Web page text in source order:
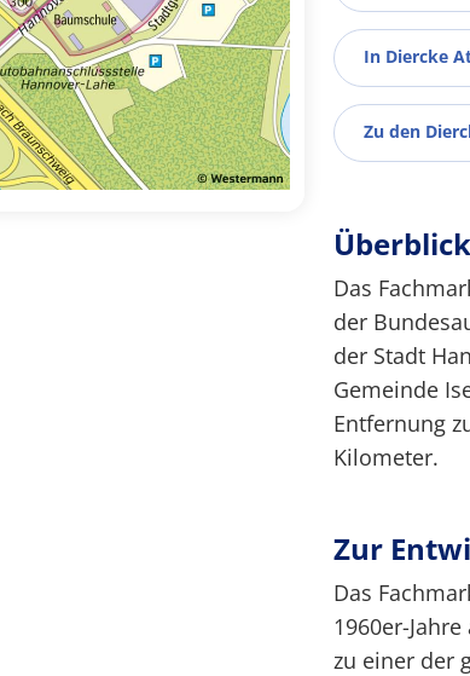
In Diercke
Zu den
Überblick
Das
der
der Stadt
Gemeinde
Entfernung
Kilometer.
Zur
Das
1960er-
zu einer der